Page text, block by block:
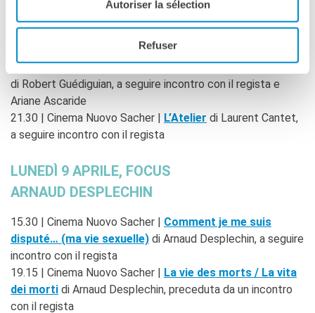
Autoriser la sélection
Refuser
DOMENICA 8 APRILE
16.00 | Cinema Nuovo Sacher | Nul homme n’est une îledi
Dominique Marchais, a seguire incontro con il regista
18.30 | Cinema Nuovo Sacher |La Villa / La casa sul mare
di Robert Guédiguian, a seguire incontro con il regista e
Ariane Ascaride
21.30 | Cinema Nuovo Sacher | L’Atelier di Laurent Cantet,
a seguire incontro con il regista
LUNEDÌ 9 APRILE, FOCUS
ARNAUD DESPLECHIN
15.30 | Cinema Nuovo Sacher | Comment je me suis
disputé… (ma vie sexuelle) di Arnaud Desplechin, a seguire
incontro con il regista
19.15 | Cinema Nuovo Sacher | La vie des morts / La vita
dei morti di Arnaud Desplechin, preceduta da un incontro
con il regista